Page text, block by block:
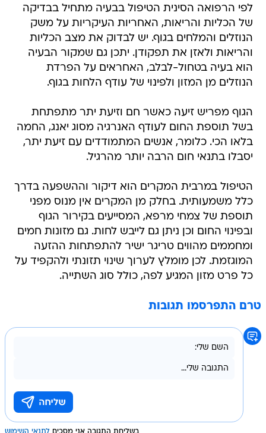
לפי הרפואה הסינית הטיפול בבעיה מתחיל בבדיקה
של הכליות והריאות, האחריות העיקריות על משק
הנוזלים והמלחים בגוף. יש לבדוק את מצב הכליות
והריאות ולאזן את תפקודן. יתכן גם שמקור הבעיה
הוא בעיה בטחול-לבלב, האחראים על הפרדת
הנוזלים מן המזון ולפינוי של עודף הלחות בגוף.
הגוף מפריש זיעה כאשר חם וזיעת יתר מתפתחת
בשל תוספת החום לעודף האנרגיה מסוג יאנג, החמה
בלאו הכי. כלומר, אנשים המתמודדים עם זיעת יתר,
יסבלו בתנאי חום הרבה יותר מהרגיל.
הטיפול במרבית המקרים הוא דיקור וההשפעה בדרך
כלל משמעותית. בחלק מן המקרים אין מנוס מפני
תוספת של צמחי מרפא, המסייעים בקירור הגוף
ובפינוי החום וכן ניתן גם לייבש לחות. גם מזונות חמים
ומחממים מהווים טריגר ישיר להתפתחות ההזעה
המוגזמת. לכן מומלץ לערוך שינוי תזונתי ולהקפיד על
כל פרט מזון המגיע לפה, כולל סוג השתייה.
טרם התפרסמו תגובות